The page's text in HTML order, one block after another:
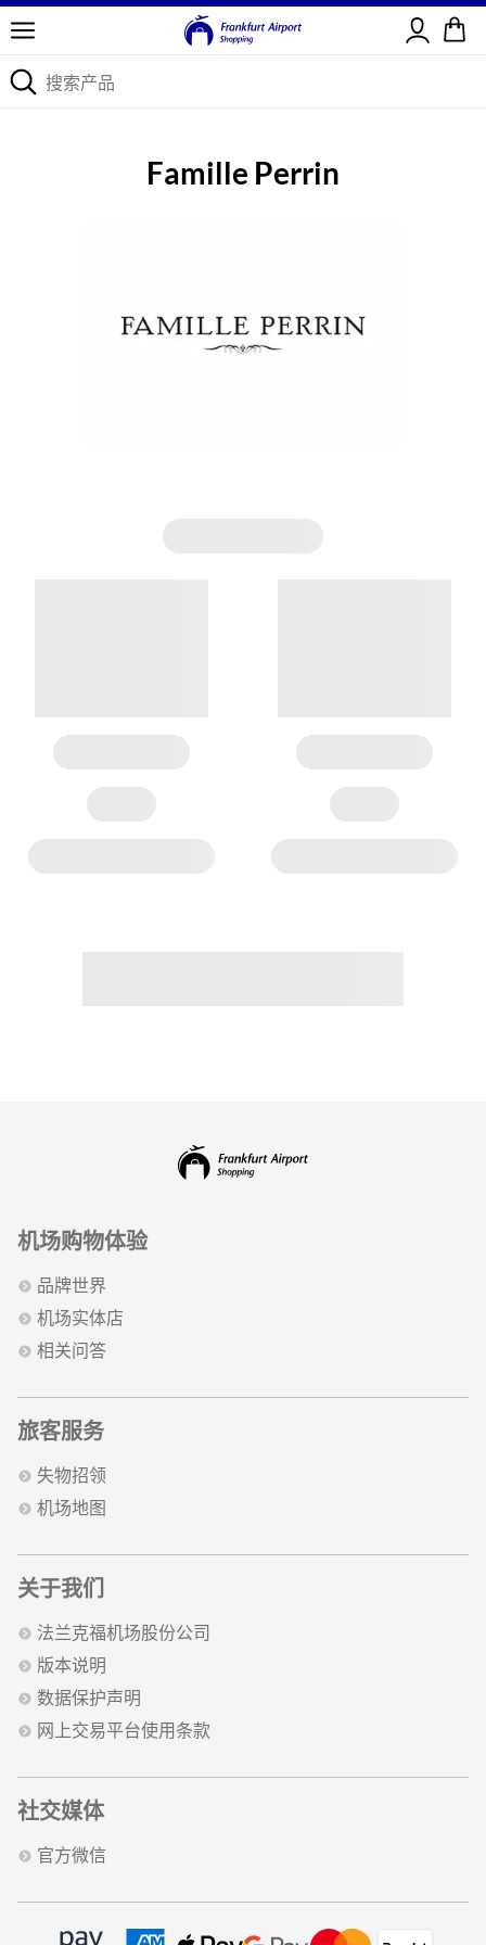
登录
Famille Perrin
机场购物体验
品牌世界
机场实体店
相关问答
旅客服务
失物招领
机场地图
关于我们
法兰克福机场股份公司
版本说明
数据保护声明
网上交易平台使用条款
社交媒体
官方微信